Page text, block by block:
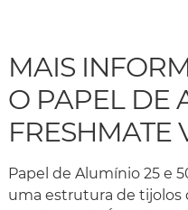
MAIS
O PAPEL DE
FRESHMATE
Papel de Alumínio 25 e
uma estrutura de tijolos